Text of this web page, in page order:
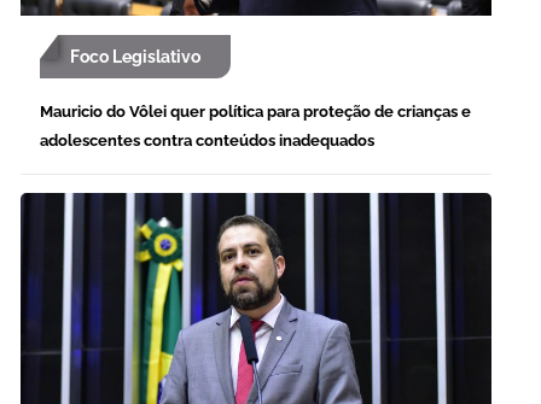
Foco Legislativo
Mauricio do Vôlei quer política para proteção de crianças e
adolescentes contra conteúdos inadequados